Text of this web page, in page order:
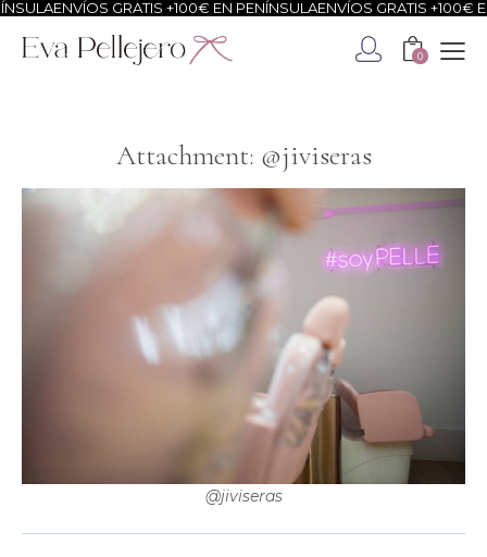
ENVÍOS GRATIS +100€ EN PENÍNSULAENVÍOS GRATIS +100€ EN
0
Attachment: @jiviseras
@jiviseras